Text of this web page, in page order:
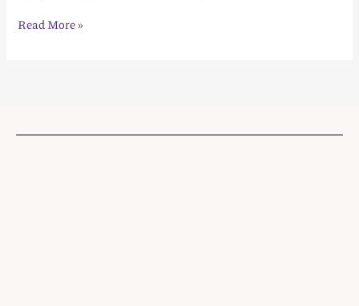
Read More »